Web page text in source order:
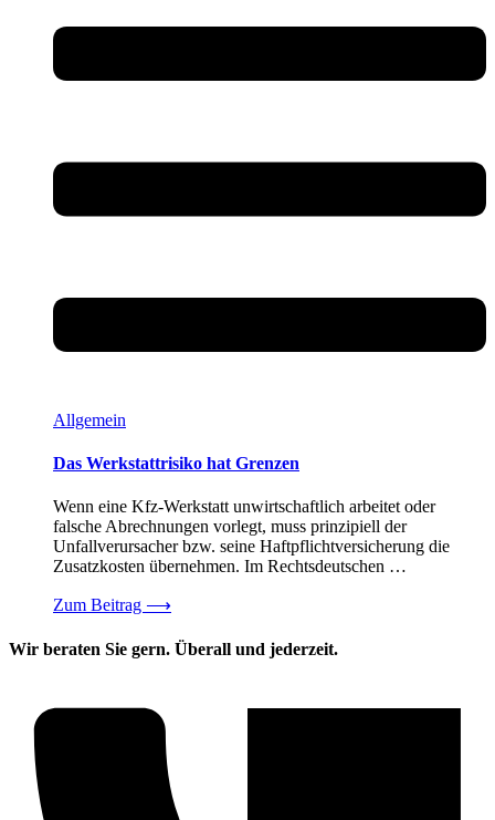
Allgemein
Das Werkstattrisiko hat Grenzen
Wenn eine Kfz-Werkstatt unwirtschaftlich arbeitet oder
falsche Abrechnungen vorlegt, muss prinzipiell der
Unfallverursacher bzw. seine Haftpflichtversicherung die
Zusatzkosten übernehmen. Im Rechtsdeutschen …
Zum Beitrag ⟶
Wir beraten Sie gern. Überall und jederzeit.